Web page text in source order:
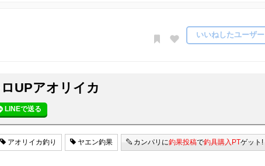
いいねしたユーザー
UPアオリイカ
LINEで送る
アオリイカ釣り ヤエン釣果 カンパリに釣果投稿で釣具購入PTゲット!